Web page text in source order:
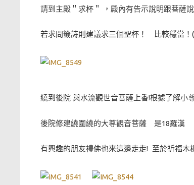
請到主殿＂求杯＂ ，殿內有告示說明跟菩
若求問籤詩則建議求三個聖杯！ 比較穩當！
繞到後院 與水流觀世音菩薩上香!根據了解小
後院修建繞圍繞的大尊觀音菩薩 是18羅漢
有興趣的朋友禮佛也來這邊走走! 至於祈福木